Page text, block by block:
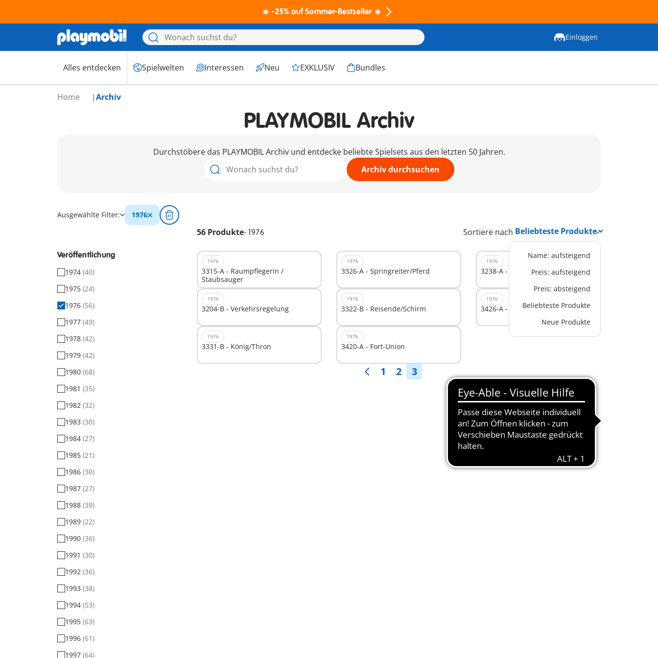
☀️ -25% auf Sommer-Bestseller ☀️
Einloggen
Alles entdecken Spielwelten Interessen Neu EXKLUSIV Bundles
Home Archiv
PLAYMOBIL Archiv
Durchstöbere das PLAYMOBIL Archiv und entdecke beliebte Spielsets aus den letzten 50 Jahren.
Archiv durchsuchen
Ausgewählte Filter: 1976
56 Produkte- 1976 Sortiere nach
Name: aufsteigend
Preis: aufsteigend
Preis: absteigend
Beliebteste Produkte
Neue Produkte
Veröffentlichung
1974 (40)
1975 (24)
1976 (56)
1977 (49)
1978 (42)
1979 (42)
1980 (68)
1981 (35)
1982 (32)
1983 (30)
1984 (27)
1985 (21)
1986 (30)
1987 (27)
1988 (39)
1989 (22)
1990 (36)
1991 (30)
1992 (36)
1993 (38)
1994 (53)
1995 (63)
1996 (61)
1997 (64)
1976
3315-A - Raumpflegerin /
Staubsauger
1976
3326-A - Springreiter/Pferd
1976
3238-A - Krankenhaus - Zubehör
1976
3204-B - Verkehrsregelung
1976
3322-B - Reisende/Schirm
1976
3426-A - Hotel
1976
3331-B - König/Thron
1976
3420-A - Fort-Union
1 2 3